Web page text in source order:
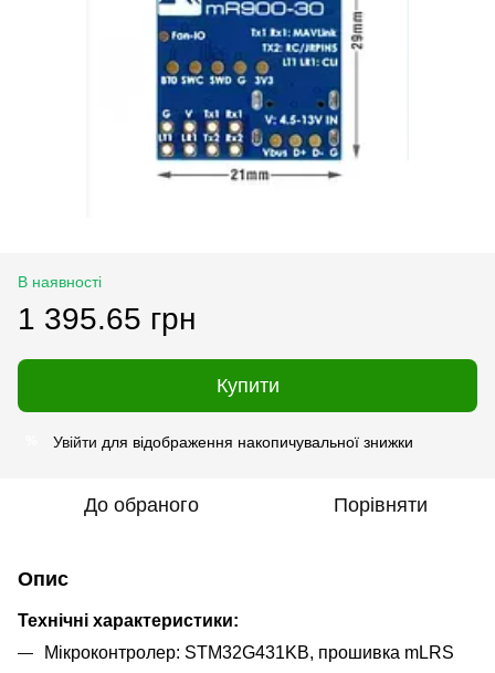
В наявності
1 395.65 грн
Купити
Увійти для відображення накопичувальної знижки
До обраного Порівняти
Опис
Технічні характеристики:
Мікроконтролер: STM32G431KB, прошивка mLRS